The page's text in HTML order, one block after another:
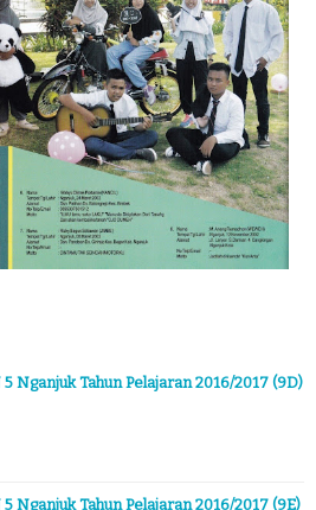
Nganjuk Tahun Pelajaran 2016/2017 (9D)
Nganjuk Tahun Pelajaran 2016/2017 (9E)